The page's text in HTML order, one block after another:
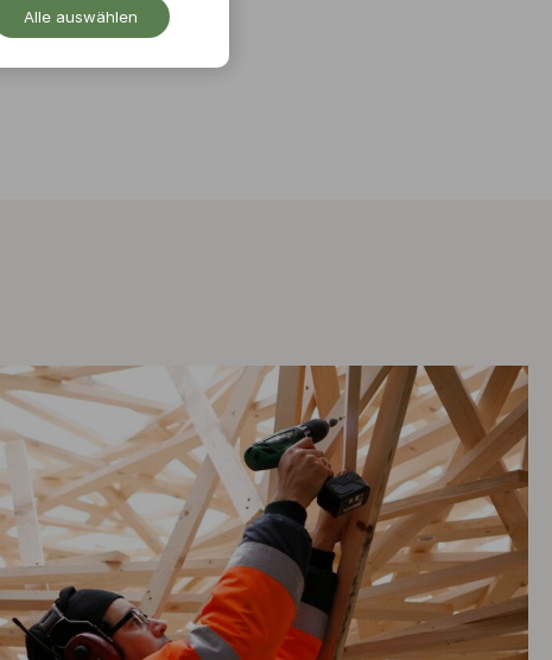
Alle auswählen